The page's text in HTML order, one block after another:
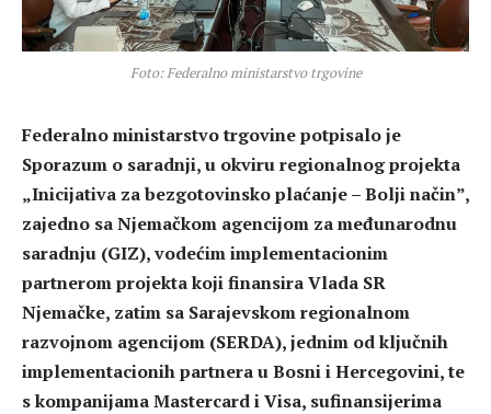
Foto: Federalno ministarstvo trgovine
Federalno ministarstvo trgovine potpisalo je
Sporazum o saradnji, u okviru regionalnog projekta
„Inicijativa za bezgotovinsko plaćanje – Bolji način”,
zajedno sa Njemačkom agencijom za međunarodnu
saradnju (GIZ), vodećim implementacionim
partnerom projekta koji finansira Vlada SR
Njemačke, zatim sa Sarajevskom regionalnom
razvojnom agencijom (SERDA), jednim od ključnih
implementacionih partnera u Bosni i Hercegovini, te
s kompanijama Mastercard i Visa, sufinansijerima